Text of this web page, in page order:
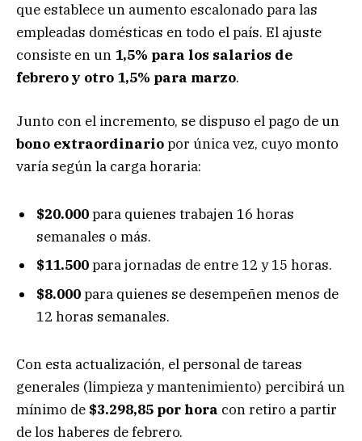
que establece un aumento escalonado para las
empleadas domésticas en todo el país. El ajuste
consiste en un 1,5% para los salarios de
febrero y otro 1,5% para marzo.
Junto con el incremento, se dispuso el pago de un
bono extraordinariopor única vez, cuyo monto
varía según la carga horaria:
$20.000para quienes trabajen 16 horas
semanales o más.
$11.500para jornadas de entre 12 y 15 horas.
$8.000para quienes se desempeñen menos de
12 horas semanales.
Con esta actualización, el personal de tareas
generales (limpieza y mantenimiento) percibirá un
mínimo de $3.298,85 por hora con retiro a partir
de los haberes de febrero.